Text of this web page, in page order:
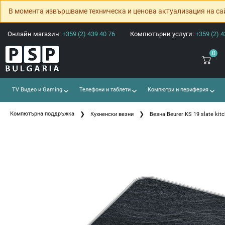
В момента извършваме техническа и ценова актуализация на
Онлайн магазин: +359 (2) 439 40 76 Компютърни услуги: +359 (2)
0
TV Видео и Gaming Телефони и таблети Компютри и периферия
Компютърна поддръжка Кухненски везни Везна Beurer KS 19 slate